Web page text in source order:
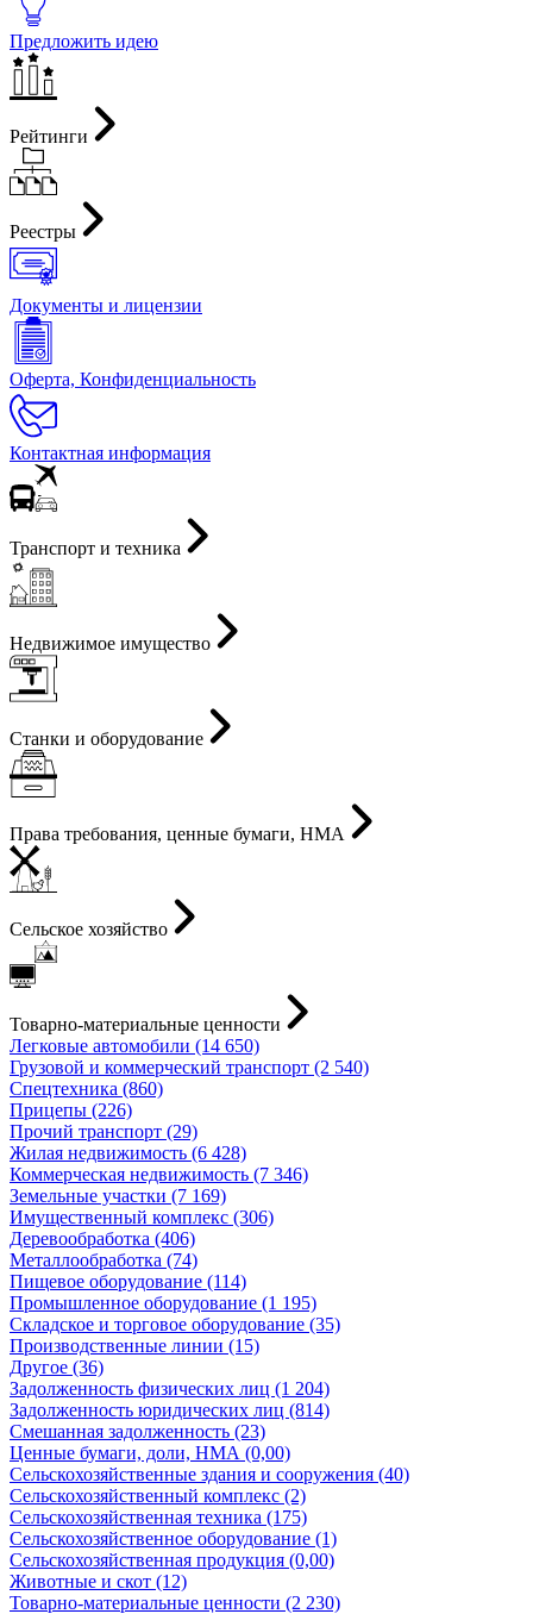
Предложить идею
Рейтинги
Реестры
Документы и лицензии
Оферта, Конфиденциальность
Контактная информация
Транспорт и техника
Недвижимое имущество
Станки и оборудование
Права требования, ценные бумаги, НМА
Сельское хозяйство
Товарно-материальные ценности
Легковые автомобили (14 650)
Грузовой и коммерческий транспорт (2 540)
Спецтехника (860)
Прицепы (226)
Прочий транспорт (29)
Жилая недвижимость (6 428)
Коммерческая недвижимость (7 346)
Земельные участки (7 169)
Имущественный комплекс (306)
Деревообработка (406)
Металлообработка (74)
Пищевое оборудование (114)
Промышленное оборудование (1 195)
Складское и торговое оборудование (35)
Производственные линии (15)
Другое (36)
Задолженность физических лиц (1 204)
Задолженность юридических лиц (814)
Смешанная задолженность (23)
Ценные бумаги, доли, НМА (0,00)
Сельскохозяйственные здания и сооружения (40)
Сельскохозяйственный комплекс (2)
Сельскохозяйственная техника (175)
Сельскохозяйственное оборудование (1)
Сельскохозяйственная продукция (0,00)
Животные и скот (12)
Товарно-материальные ценности (2 230)